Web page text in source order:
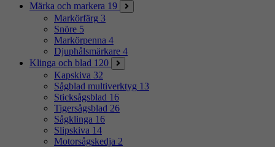
Märka och markera 19
Markörfärg 3
Snöre 5
Markörpenna 4
Djuphålsmärkare 4
Klinga och blad 120
Kapskiva 32
Sågblad multiverktyg 13
Sticksågsblad 16
Tigersågsblad 26
Sågklinga 16
Slipskiva 14
Motorsågskedja 2